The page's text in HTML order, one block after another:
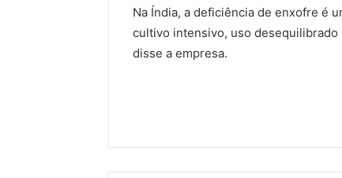
Na Índia, a deficiência de enxofre é
cultivo intensivo, uso
disse a empresa.